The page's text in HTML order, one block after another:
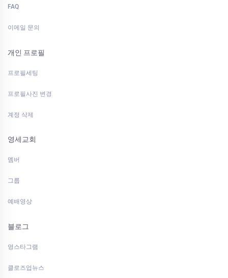
FAQ
이메일 문의
개인 프로필
프로필세팅
프로필사진 변경
계정 삭제
영세교회
멤버
그룹
예배영상
블로그
영스타그램
클로즈업뉴스